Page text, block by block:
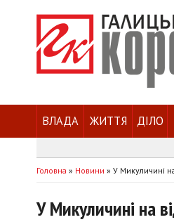
ВЛАДА ЖИТТЯ ДІЛО
Головна » Новини » У Микуличині
У Микуличині на